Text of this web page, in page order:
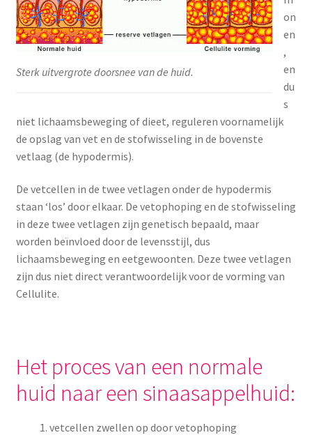
Sterk uitvergrote doorsnee van de huid.
on
en
,
en
du
s
niet lichaamsbeweging of dieet, reguleren voornamelijk
de opslag van vet en de stofwisseling in de bovenste
vetlaag (de hypodermis).
De vetcellen in de twee vetlagen onder de hypodermis
staan ‘los’ door elkaar. De vetophoping en de stofwisseling
in deze twee vetlagen zijn genetisch bepaald, maar
worden beïnvloed door de levensstijl, dus
lichaamsbeweging en eetgewoonten. Deze twee vetlagen
zijn dus niet direct verantwoordelijk voor de vorming van
Cellulite.
Het proces van een normale
huid naar een sinaasappelhuid:
vetcellen zwellen op door vetophoping